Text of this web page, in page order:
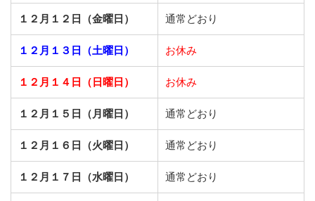
１２月１２日（金曜日） 通常どおり
１２月１３日（土曜日） お休み
１２月１４日（日曜日） お休み
１２月１５日（月曜日） 通常どおり
１２月１６日（火曜日） 通常どおり
１２月１７日（水曜日） 通常どおり